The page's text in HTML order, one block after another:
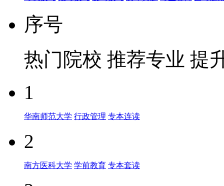
序号
热门院校 推荐专业 提
1
华南师范大学 行政管理 专本连读
2
南方医科大学 学前教育 专本套读